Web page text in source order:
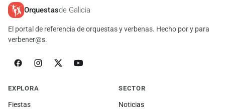
Orquestasde Galicia
El portal de referencia de orquestas y verbenas. Hecho por y para
verbener@s.
EXPLORA
Fiestas
SECTOR
Noticias